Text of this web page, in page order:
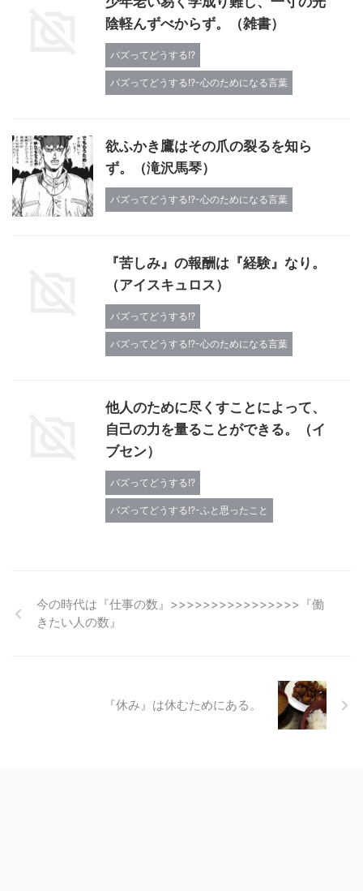
陰軽んずべからず。（雑書）
バズってどうする!?
バズってどうする!?-心のためになる言葉
欲ふかき鷹はその爪の裂るを知ら
ず。（滝沢馬琴）
バズってどうする!?-心のためになる言葉
『苦しみ』の報酬は『経験』なり。
（アイスキュロス）
バズってどうする!?
バズってどうする!?-心のためになる言葉
他人のために尽くすことによって、
自己の力を量ることができる。（イ
ブセン）
バズってどうする!?
バズってどうする!?-ふと思ったこと
今の時代は『仕事の数』>>>>>>>>>>>>>>>>『働
きたい人の数』
『休み』は休むためにある。